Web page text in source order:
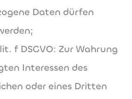
Daten dürfen
f DSGVO: Zur Wahrung
Interessen des
oder eines Dritten